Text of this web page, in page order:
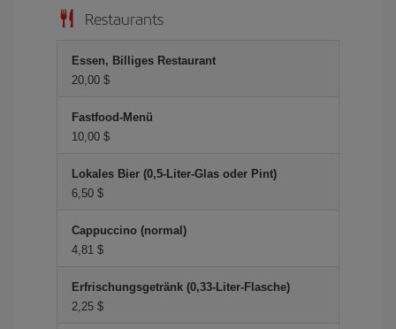
Restaurants
Essen, Billiges Restaurant
20,00 $
Fastfood-Menü
10,00 $
Lokales Bier (0,5-Liter-Glas oder Pint)
6,50 $
Cappuccino (normal)
4,81 $
Erfrischungsgetränk (0,33-Liter-Flasche)
2,25 $